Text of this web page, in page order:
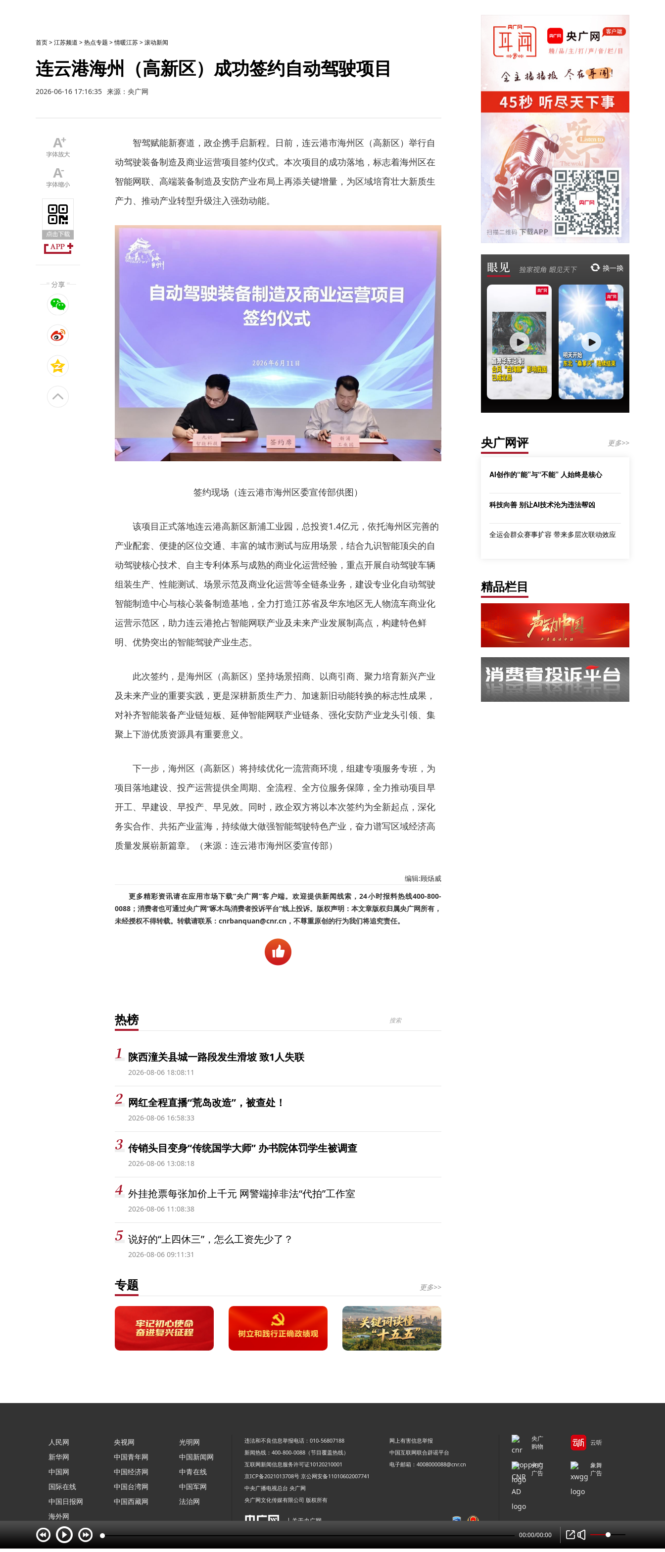
首页>江苏频道 >热点专题 >情暖江苏>滚动新闻
连云港海州（高新区）成功签约自动驾驶项目
2026-06-16 17:16:35 来源：央广网
智驾赋能新赛道，政企携手启新程。日前，连云港市海州区（高新区）举行自
动驾驶装备制造及商业运营项目签约仪式。本次项目的成功落地，标志着海州区在
智能网联、高端装备制造及安防产业布局上再添关键增量，为区域培育壮大新质生
产力、推动产业转型升级注入强劲动能。
签约现场（连云港市海州区委宣传部供图）
该项目正式落地连云港高新区新浦工业园，总投资1.4亿元，依托海州区完善的
产业配套、便捷的区位交通、丰富的城市测试与应用场景，结合九识智能顶尖的自
动驾驶核心技术、自主专利体系与成熟的商业化运营经验，重点开展自动驾驶车辆
组装生产、性能测试、场景示范及商业化运营等全链条业务，建设专业化自动驾驶
智能制造中心与核心装备制造基地，全力打造江苏省及华东地区无人物流车商业化
运营示范区，助力连云港抢占智能网联产业及未来产业发展制高点，构建特色鲜
明、优势突出的智能驾驶产业生态。
此次签约，是海州区（高新区）坚持场景招商、以商引商、聚力培育新兴产业
及未来产业的重要实践，更是深耕新质生产力、加速新旧动能转换的标志性成果，
对补齐智能装备产业链短板、延伸智能网联产业链条、强化安防产业龙头引领、集
聚上下游优质资源具有重要意义。
下一步，海州区（高新区）将持续优化一流营商环境，组建专项服务专班，为
项目落地建设、投产运营提供全周期、全流程、全方位服务保障，全力推动项目早
开工、早建设、早投产、早见效。同时，政企双方将以本次签约为全新起点，深化
务实合作、共拓产业蓝海，持续做大做强智能驾驶特色产业，奋力谱写区域经济高
质量发展崭新篇章。（来源：连云港市海州区委宣传部）
编辑:顾炀威
更多精彩资讯请在应用市场下载“央广网”客户端。欢迎提供新闻线索，24小时报料热线400-800-
0088；消费者也可通过央广网“啄木鸟消费者投诉平台”线上投诉。版权声明：本文章版权归属央广网所有，
未经授权不得转载。转载请联系：cnrbanquan@cnr.cn，不尊重原创的行为我们将追究责任。
热榜
陕西潼关县城一路段发生滑坡 致1人失联
2026-08-06 18:08:11
网红全程直播“荒岛改造”，被查处！
2026-08-06 16:58:33
传销头目变身“传统国学大师” 办书院体罚学生被调查
2026-08-06 13:08:18
外挂抢票每张加价上千元 网警端掉非法“代拍”工作室
2026-08-06 11:08:38
说好的“上四休三”，怎么工资先少了？
2026-08-06 09:11:31
专题 更多>>
央广网评 更多>>
AI创作的“能”与“不能” 人始终是核心
科技向善 别让AI技术沦为违法帮凶
全运会群众赛事扩容 带来多层次联动效应
精品栏目
人民网
新华网
中国网
国际在线
中国日报网
海外网
央视网
中国青年网
中国经济网
中国台湾网
中国西藏网
光明网
中国新闻网
中青在线
中国军网
法治网
违法和不良信息举报电话：010-56807188
网上有害信息举报
新闻热线：400-800-0088（节目覆盖热线）
中国互联网联合辟谣平台
互联网新闻信息服务许可证10120210001
电子邮箱：4008000088@cnr.cn
京ICP备2021013708号 京公网安备11010602007741
中央广播电视总台 央广网
央广网文化传媒有限公司 版权所有
| 关于央广网
央广
购物
云听
央广
广告
象舞
广告
00:00/00:00